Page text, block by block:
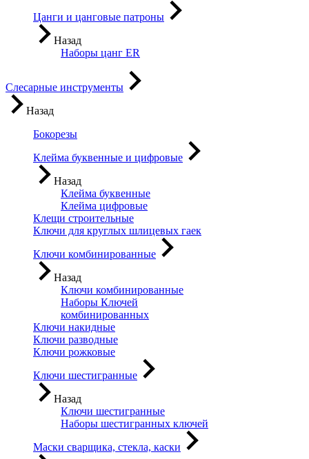
Цанги и цанговые патроны
Назад
Наборы цанг ER
Слесарные инструменты
Назад
Бокорезы
Клейма буквенные и цифровые
Назад
Клейма буквенные
Клейма цифровые
Клещи строительные
Ключи для круглых шлицевых гаек
Ключи комбинированные
Назад
Ключи комбинированные
Наборы Ключей
комбинированных
Ключи накидные
Ключи разводные
Ключи рожковые
Ключи шестигранные
Назад
Ключи шестигранные
Наборы шестигранных ключей
Маски сварщика, стекла, каски